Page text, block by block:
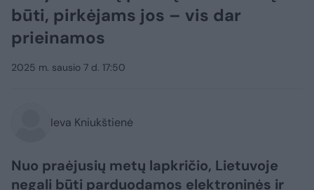
būti, pirkėjams jos – vis dar
prieinamos
2025 m. sausio 7 d. 17:50
Ieva Kniukštienė
Nuo praėjusių metų lapkričio, Lietuvoje
negali būti parduodamos elektroninės ir